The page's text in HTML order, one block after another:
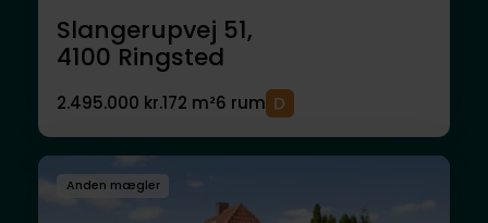
Slangerupvej 51,
4100 Ringsted
2.495.000 kr.172 m²6 rum
Anden mægler